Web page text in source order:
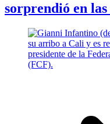
sorprendió en